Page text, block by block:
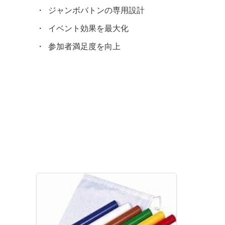
ジャンボバトンの専用設計
イベント効果を最大化
参加者満足度を向上